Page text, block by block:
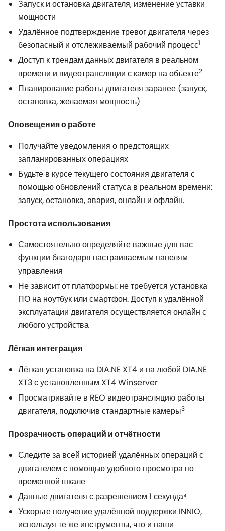
Запуск и остановка двигателя, изменение уставки
мощности
Удалённое подтверждение тревог двигателя через
безопасный и отслеживаемый рабочий процесс1
Доступ к трендам данных двигателя в реальном
времени и видеотрансляции с камер на объекте2
Планирование работы двигателя заранее (запуск,
остановка, желаемая мощность)
Оповещения о работе
Получайте уведомления о предстоящих
запланированных операциях
Будьте в курсе текущего состояния двигателя с
помощью обновлений статуса в реальном времени:
запуск, остановка, авария, онлайн и офлайн.
Простота использования
Самостоятельно определяйте важные для вас
функции благодаря настраиваемым панелям
управления
Не зависит от платформы: не требуется установка
ПО на ноутбук или смартфон. Доступ к удалённой
эксплуатации двигателя осуществляется онлайн с
любого устройства
Лёгкая интеграция
Лёгкая установка на DIA.NE XT4 и на любой DIA.NE
XT3 с установленным XT4 Winserver
Просматривайте в REO видеотрансляцию работы
двигателя, подключив стандартные камеры3
Прозрачность операций и отчётности
Следите за всей историей удалённых операций с
двигателем с помощью удобного просмотра по
временной шкале
Данные двигателя с разрешением 1 секунда⁴
Ускорьте получение удалённой поддержки INNIO,
используя те же инструменты, что и наши